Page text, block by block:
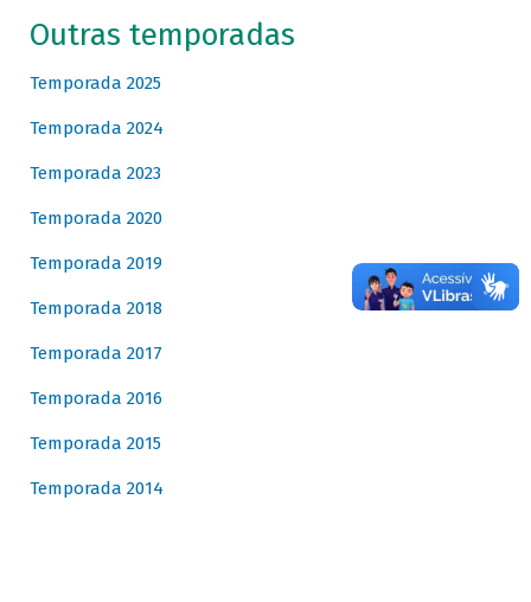
Outras temporadas
Temporada 2025
Temporada 2024
Temporada 2023
Temporada 2020
Temporada 2019
Temporada 2018
Temporada 2017
Temporada 2016
Temporada 2015
Temporada 2014